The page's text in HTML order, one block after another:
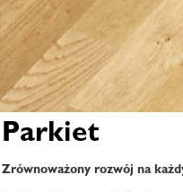
Parkiet
Zrównoważony rozwój na